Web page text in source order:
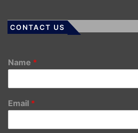
CONTACT US
Name *
Email *